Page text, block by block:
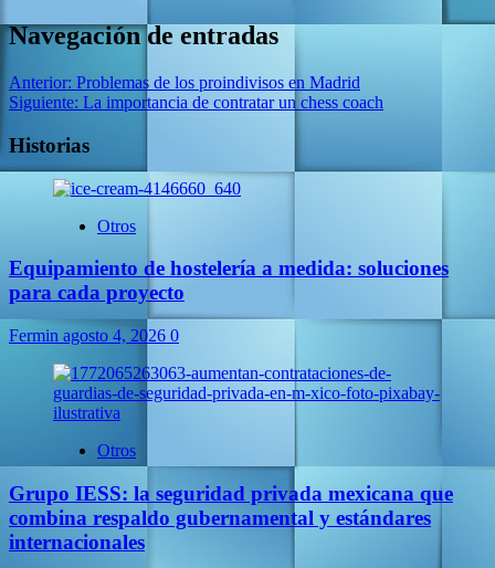
Navegación de entradas
Anterior: Problemas de los proindivisos en Madrid
Siguiente: La importancia de contratar un chess coach
Historias
Otros
Equipamiento de hostelería a medida: soluciones
para cada proyecto
Fermin agosto 4, 2026 0
Otros
Grupo IESS: la seguridad privada mexicana que
combina respaldo gubernamental y estándares
internacionales